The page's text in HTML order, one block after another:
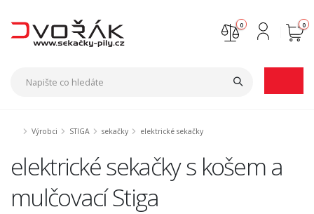
0
0
Výrobci STIGA sekačky elektrické sekačky
elektrické sekačky s košem a
mulčovací Stiga